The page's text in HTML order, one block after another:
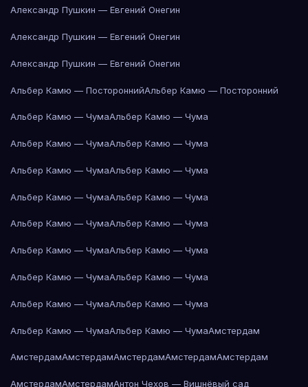
Александр Пушкин — Евгений Онегин
Александр Пушкин — Евгений Онегин
Александр Пушкин — Евгений Онегин
Альбер Камю — ПостороннийАльбер Камю — Посторонний
Альбер Камю — ЧумаАльбер Камю — Чума
Альбер Камю — ЧумаАльбер Камю — Чума
Альбер Камю — ЧумаАльбер Камю — Чума
Альбер Камю — ЧумаАльбер Камю — Чума
Альбер Камю — ЧумаАльбер Камю — Чума
Альбер Камю — ЧумаАльбер Камю — Чума
Альбер Камю — ЧумаАльбер Камю — Чума
Альбер Камю — ЧумаАльбер Камю — Чума
Альбер Камю — ЧумаАльбер Камю — ЧумаАмстердам
АмстердамАмстердамАмстердамАмстердамАмстердам
АмстердамАмстердамАнтон Чехов — Вишнёвый сад